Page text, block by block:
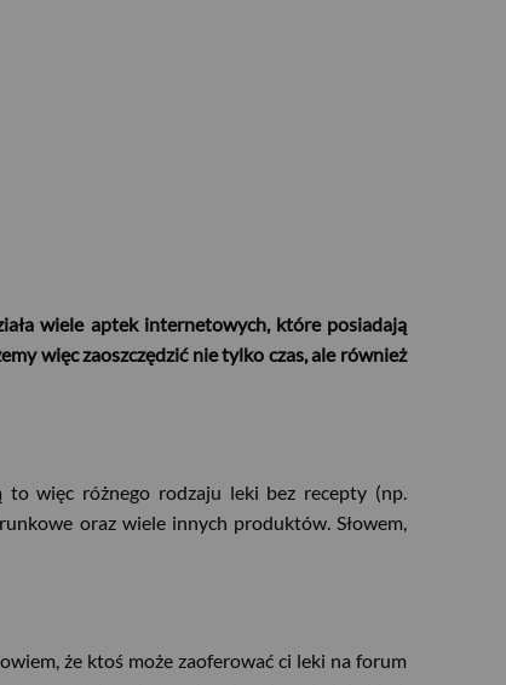
wiele aptek internetowych, które posiadają
więc zaoszczędzić nie tylko czas, ale również
to więc różnego rodzaju leki bez recepty (np.
oraz wiele innych produktów. Słowem,
że ktoś może zaoferować ci leki na forum